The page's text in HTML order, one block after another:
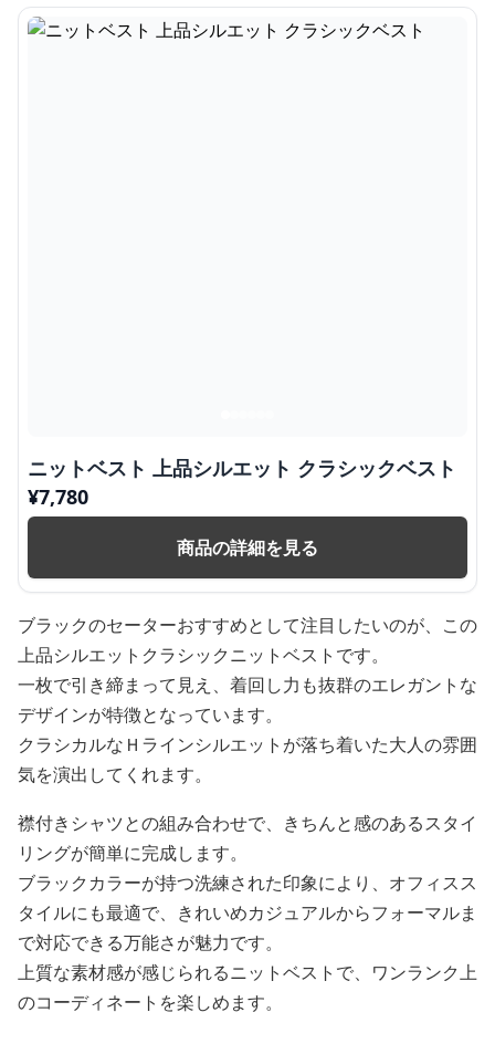
ニットベスト 上品シルエット クラシックベスト
¥7,780
商品の詳細を見る
ブラックのセーターおすすめとして注目したいのが、この
上品シルエットクラシックニットベストです。
一枚で引き締まって見え、着回し力も抜群のエレガントな
デザインが特徴となっています。
クラシカルなＨラインシルエットが落ち着いた大人の雰囲
気を演出してくれます。
襟付きシャツとの組み合わせで、きちんと感のあるスタイ
リングが簡単に完成します。
ブラックカラーが持つ洗練された印象により、オフィスス
タイルにも最適で、きれいめカジュアルからフォーマルま
で対応できる万能さが魅力です。
上質な素材感が感じられるニットベストで、ワンランク上
のコーディネートを楽しめます。